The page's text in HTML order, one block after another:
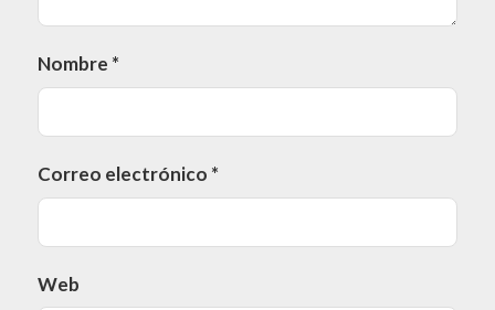
Nombre *
Correo electrónico *
Web